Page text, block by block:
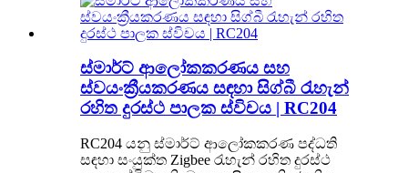
ස්මාර්ට් ආලෝකකරණය සහ
ස්වයංක්‍රීයකරණය සඳහා සිග්බී රැහැන්
රහිත දුරස්ථ පාලක ස්විචය | RC204
RC204 යනු ස්මාර්ට් ආලෝකකරණ පද්ධති
සඳහා සංයුක්ත Zigbee රැහැන් රහිත දුරස්ථ